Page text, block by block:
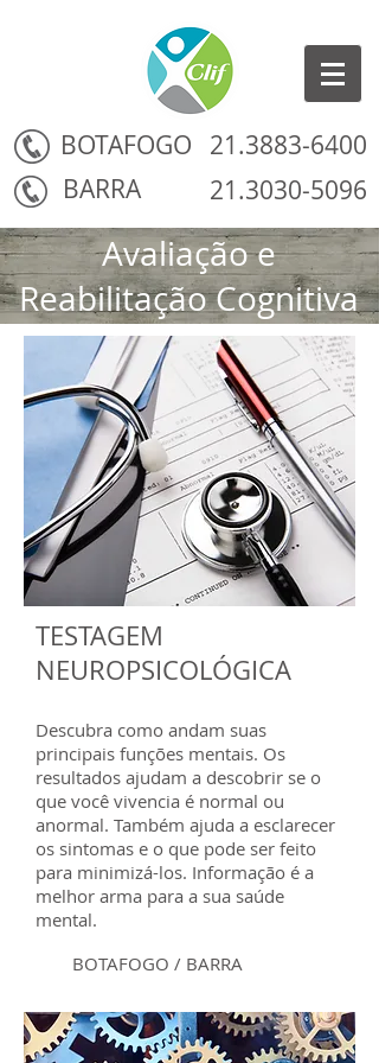
BOTAFOGO
BARRA
21.3883-6400
21.3030-5096
Avaliação e
Reabilitação Cognitiva
TESTAGEM
NEUROPSICOLÓGICA
Descubra como andam suas
principais funções mentais. Os
resultados ajudam a descobrir se o
que você vivencia é normal ou
anormal. Também ajuda a esclarecer
os sintomas e o que pode ser feito
para minimizá-los. Informação é a
melhor arma para a sua saúde
mental.
BOTAFOGO / BARRA